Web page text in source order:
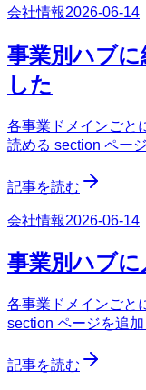
会社情報2026-06-14
事業別ハブ
した
各事業ドメインごと
読める section ペー
記事を読む
会社情報2026-06-14
事業別ハブ
各事業ドメインごと
section ページを追加
記事を読む